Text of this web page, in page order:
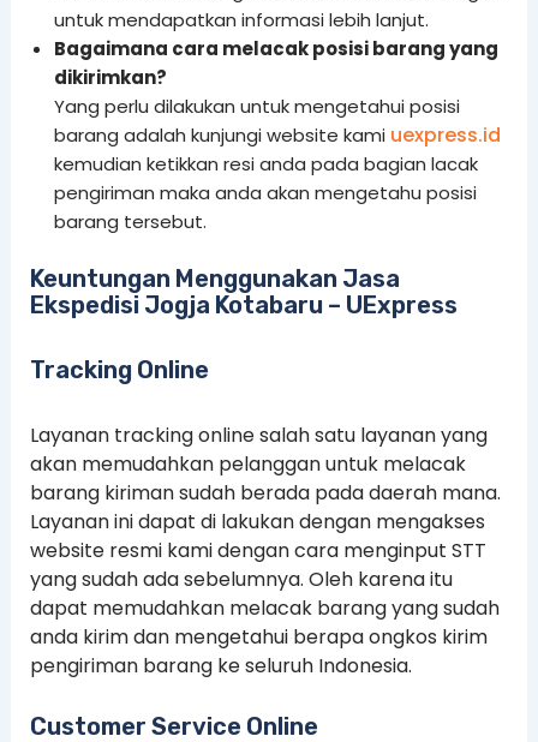
untuk mendapatkan informasi lebih lanjut.
Bagaimana cara melacak posisi barang yang
dikirimkan?
Yang perlu dilakukan untuk mengetahui posisi
barang adalah kunjungi website kami uexpress.id
kemudian ketikkan resi anda pada bagian lacak
pengiriman maka anda akan mengetahu posisi
barang tersebut.
Keuntungan Menggunakan Jasa
Ekspedisi Jogja Kotabaru – UExpress
Tracking Online
Layanan tracking online salah satu layanan yang
akan memudahkan pelanggan untuk melacak
barang kiriman sudah berada pada daerah mana.
Layanan ini dapat di lakukan dengan mengakses
website resmi kami dengan cara menginput STT
yang sudah ada sebelumnya. Oleh karena itu
dapat memudahkan melacak barang yang sudah
anda kirim dan mengetahui berapa ongkos kirim
pengiriman barang ke seluruh Indonesia.
Customer Service Online